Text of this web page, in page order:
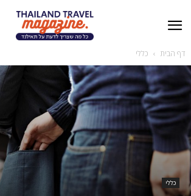
דף הבית כללי
כללי